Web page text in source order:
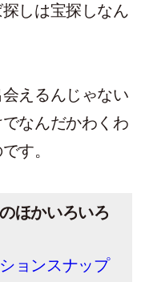
しは宝探しなん
えるんじゃない
なんだかわくわ
す。
ほかいろいろ
ョンスナップ